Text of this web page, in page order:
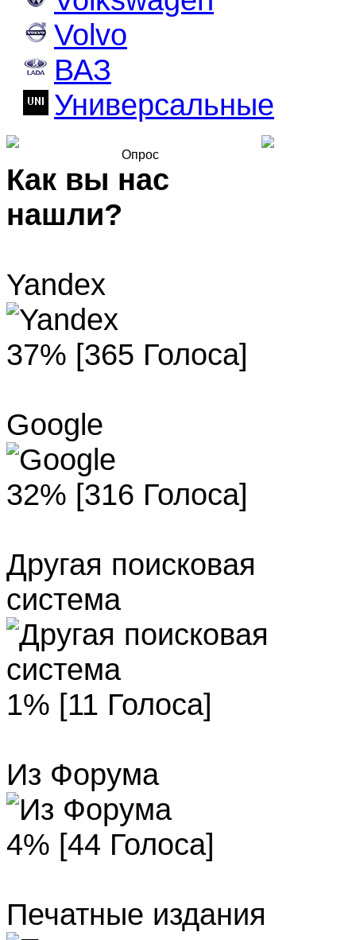
Volvo
ВАЗ
Универсальные
Опрос
Как вы нас
нашли?
Yandex
37% [365 Голоса]
Google
32% [316 Голоса]
Другая поисковая
система
1% [11 Голоса]
Из Форума
4% [44 Голоса]
Печатные издания